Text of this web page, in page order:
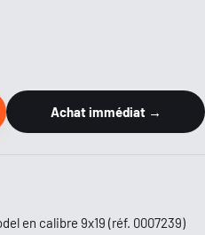
Achat immédiat →
en calibre 9x19 (réf. 0007239)